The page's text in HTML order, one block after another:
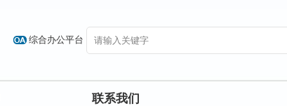
综合办公平台
联系我们